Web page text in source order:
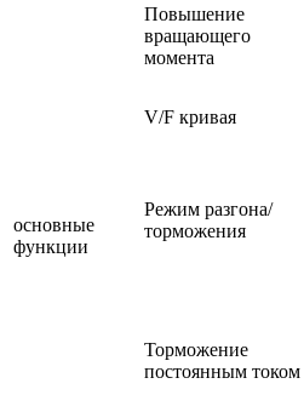
основные
функции
Повышение
вращающего
момента
V/F кривая
Режим разгона/
торможения
Торможение
постоянным током